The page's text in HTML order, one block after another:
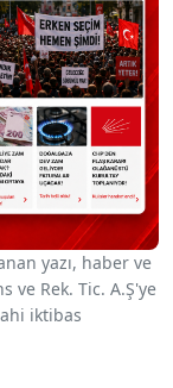
yazı, haber ve
ve Rek. Tic. A.Ş'ye
iktibas